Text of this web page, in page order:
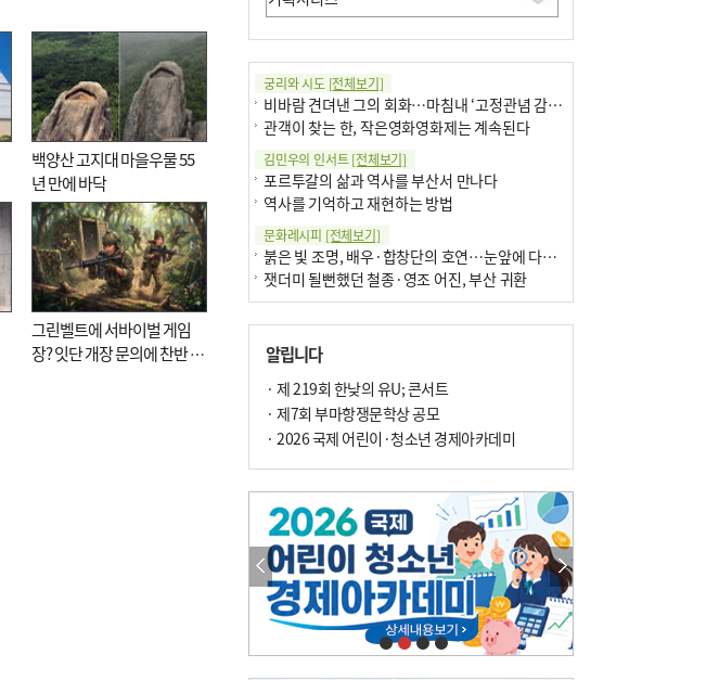
백양산 고지대 마을우물 55
년 만에 바닥
그린벨트에 서바이벌 게임
장? 잇단 개장 문의에 찬반 논
궁리와 시도 [전체보기]
비바람 견뎌낸 그의 회화…마침내 ‘고정관념 감옥’서 해방
관객이 찾는 한, 작은영화영화제는 계속된다
김민우의 인서트[전체보기]
포르투갈의 삶과 역사를 부산서 만나다
역사를 기억하고 재현하는 방법
문화레시피 [전체보기]
붉은 빛 조명, 배우·합창단의 호연…눈앞에 다가온 부산오페라하우스
잿더미 될뻔했던 철종·영조 어진, 부산 귀환
현실의 고통, 은유의 詩로 담다 外
달구비·여우비…다양한 비 이름 外
박현주의 책 이야기[전체보기]
세계유산 ‘한국의 갯벌’ 얼마나 알고 있나요
문재필-여름_저녁무렵의호수
이 한편의 시조[전체보기]
참선 /오기환
고향 /김진규
주말 영화 박스오피스[전체보기]
‘스파이더맨’ 개봉 5일 만에 300만 돌풍…박스오피스·예매율 동시 1위
‘호프’ 개봉 11일 만에 관객 300만…‘스파이더맨’ 예매율 68.8% 1위
알립니다
· 제 219회 한낮의 유U; 콘서트
· 제7회 부마항쟁문학상 공모
· 2026 국제 어린이·청소년 경제아카데미